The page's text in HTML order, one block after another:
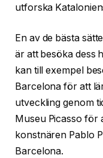
utforska
En av de bästa
är att besöka dess
kan till exempel
Barcelona för att
utveckling genom
Museu Picasso för
konstnären Pablo
Barcelona.